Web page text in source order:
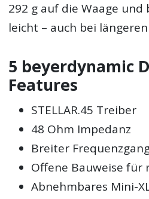
292 g auf die Waage
leicht – auch bei längeren
5 beyerdynamic
Features
STELLAR.45 Treiber
48 Ohm Impedanz
Breiter
Offene Bauweise für
Abnehmbares Mini-